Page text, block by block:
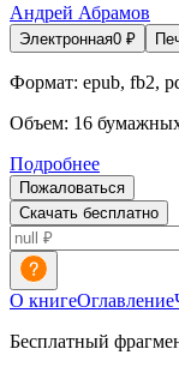
Андрей Абрамов
Электронная0 ₽
Формат: epub, fb2,
Объем: 16
Подробнее
Пожаловаться
Скачать бесплатно
О книгеОглавление
Бесплатный